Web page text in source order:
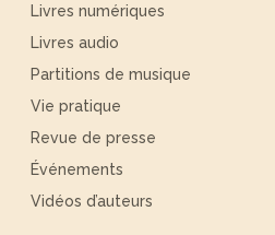
Livres numériques
Livres audio
Partitions de musique
Vie pratique
Revue de presse
Événements
Vidéos d’auteurs